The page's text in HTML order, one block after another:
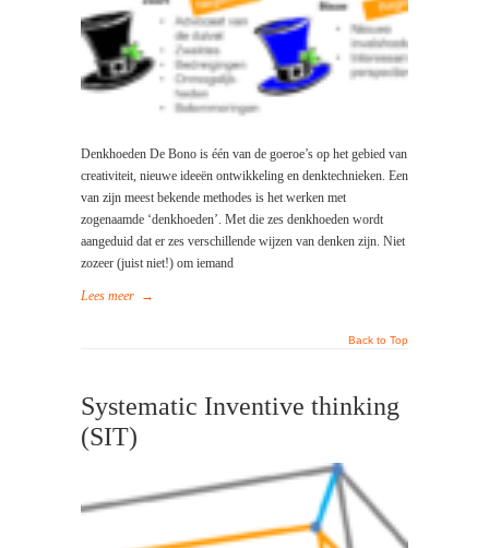
Denkhoeden De Bono is één van de goeroe’s op het gebied van
creativiteit, nieuwe ideeën ontwikkeling en denktechnieken. Een
van zijn meest bekende methodes is het werken met
zogenaamde ‘denkhoeden’. Met die zes denkhoeden wordt
aangeduid dat er zes verschillende wijzen van denken zijn. Niet
zozeer (juist niet!) om iemand
Lees meer →
Back to Top
Systematic Inventive thinking
(SIT)